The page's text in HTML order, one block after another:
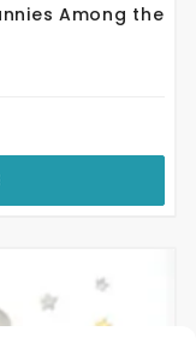
Among the